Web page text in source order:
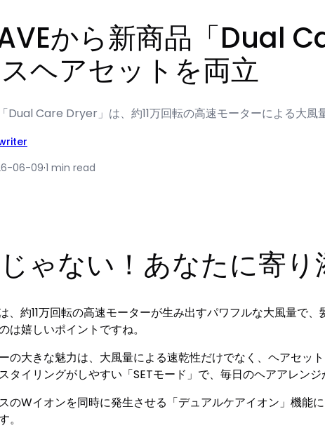
から新商品「Dual
ヘアセットを両立
Dual Care Dryer」は、約11万回転の高速モーターによる大風
06-09·1 min read
ゃない！あなたに寄
、約11万回転の高速モーターが生み出すパワフルな大風量で
は嬉しいポイントですね。
の大きな魅力は、大風量による速乾性だけでなく、ヘアセ
タイリングがしやすい「SETモード」で、毎日のヘアアレンジ
のWイオンを同時に発生させる「デュアルケアイオン」機